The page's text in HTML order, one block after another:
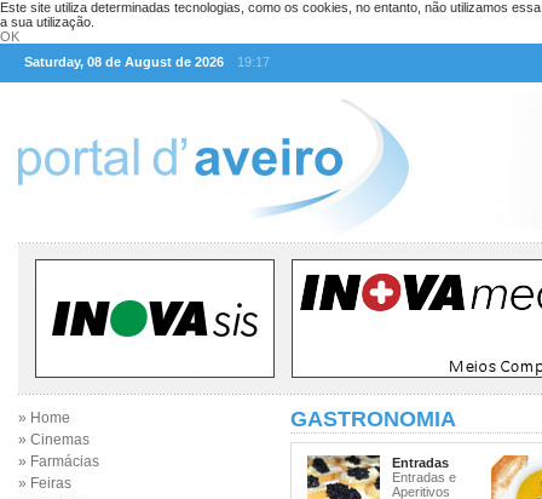
Este site utiliza determinadas tecnologias, como os cookies, no entanto, não utilizamos
a sua utilização.
OK
Saturday, 08 de August de 2026
19:17
» Home
» Cinemas
» Farmácias
» Feiras
GASTRONOMIA
Entradas
Entradas e
Aperitivos